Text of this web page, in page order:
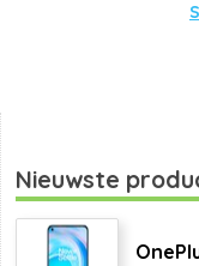
Nieuwste